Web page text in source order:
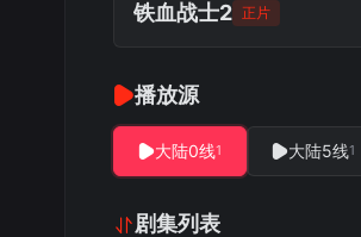
铁血战士2 正片
播放源
大陆0线1 大陆5线1
剧集列表